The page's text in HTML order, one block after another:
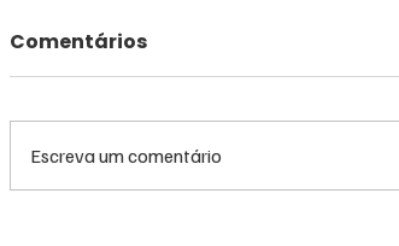
Comentários
Escreva um comentário